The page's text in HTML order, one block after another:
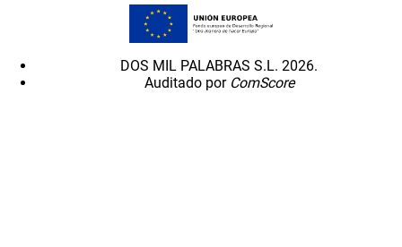
DOS MIL PALABRAS S.L. 2026.
Auditado por ComScore